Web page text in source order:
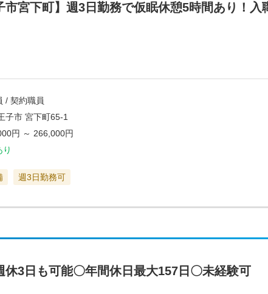
市宮下町】週3日勤務で仮眠休憩5時間あり！入
/ 契約職員
子市 宮下町65-1
円 ～ 266,000円
り
週3日勤務可
休3日も可能〇年間休日最大157日〇未経験可